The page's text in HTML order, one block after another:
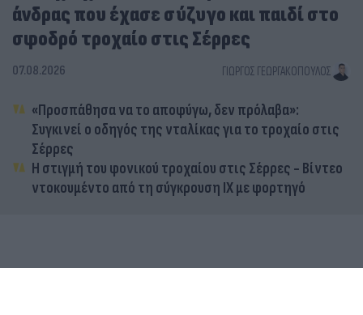
άνδρας που έχασε σύζυγο και παιδί στο
σφοδρό τροχαίο στις Σέρρες
07.08.2026 ΓΙΏΡΓΟΣ ΓΕΩΡΓΑΚΌΠΟΥΛΟΣ
«Προσπάθησα να το αποφύγω, δεν πρόλαβα»:
Συγκινεί ο οδηγός της νταλίκας για το τροχαίο στις
Σέρρες
Η στιγμή του φονικού τροχαίου στις Σέρρες - Βίντεο
ντοκουμέντο από τη σύγκρουση ΙΧ με φορτηγό